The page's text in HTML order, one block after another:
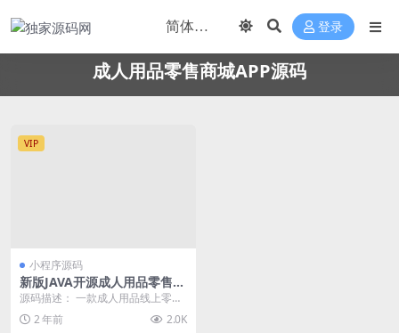
登录
成人用品零售商城APP源码
VIP
小程序源码
新版JAVA开源成人用品零售商
城APP源码 内含安卓IOS双端
源码描述： 一款成人用品线上零售
商城JAVA源码，支持h5+安卓+ios
+微信小...
2 年前 2.0K